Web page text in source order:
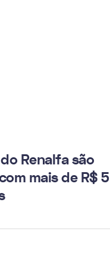
Renalfa são
mais de R$ 5